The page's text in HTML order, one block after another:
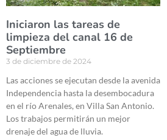
Iniciaron las tareas de
limpieza del canal 16 de
Septiembre
3 de diciembre de 2024
Las acciones se ejecutan desde la avenida
Independencia hasta la desembocadura
en el río Arenales, en Villa San Antonio.
Los trabajos permitirán un mejor
drenaje del agua de lluvia.